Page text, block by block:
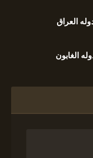
العراق
الغابون